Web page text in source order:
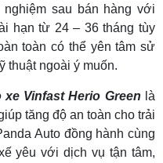
sau bán hàng với
hạn từ 24 – 36 tháng tùy
toàn có thể yên tâm sử
thuật ngoài ý muốn.
Vinfast Herio Green là
tăng độ an toàn cho trải
Auto đồng hành cùng
yêu với dịch vụ tận tâm,